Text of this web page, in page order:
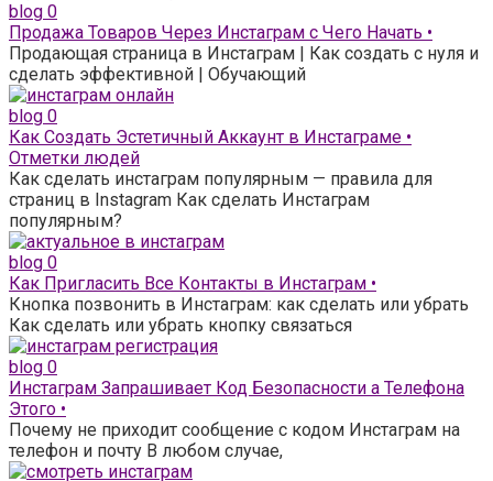
blog 0
Продажа Товаров Через Инстаграм с Чего Начать •
Продающая страница в Инстаграм | Как создать с нуля и
сделать эффективной | Обучающий
blog 0
Как Создать Эстетичный Аккаунт в Инстаграме •
Отметки людей
Как сделать инстаграм популярным — правила для
страниц в Instagram Как сделать Инстаграм
популярным?
blog 0
Как Пригласить Все Контакты в Инстаграм •
Кнопка позвонить в Инстаграм: как сделать или убрать
Как сделать или убрать кнопку связаться
blog 0
Инстаграм Запрашивает Код Безопасности а Телефона
Этого •
Почему не приходит сообщение с кодом Инстаграм на
телефон и почту В любом случае,